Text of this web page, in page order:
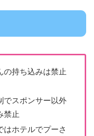
の持ち込みは禁止
でスポンサー以外
禁止
はホテルでプーさ